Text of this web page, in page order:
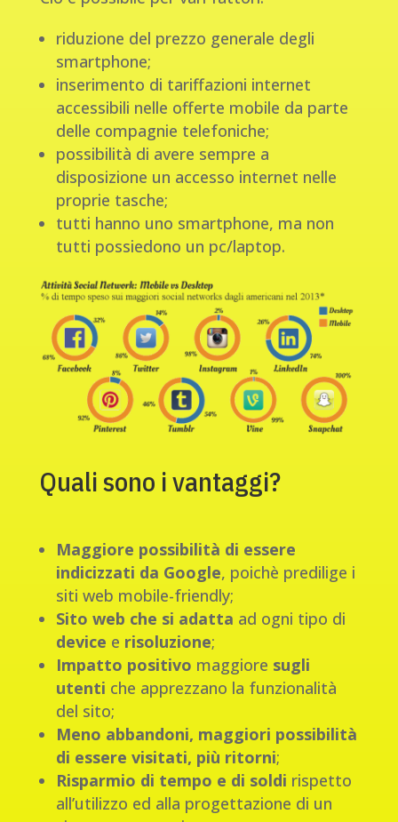
riduzione del prezzo generale degli
smartphone;
inserimento di tariffazioni internet
accessibili nelle offerte mobile da parte
delle compagnie telefoniche;
possibilità di avere sempre a
disposizione un accesso internet nelle
proprie tasche;
tutti hanno uno smartphone, ma non
tutti possiedono un pc/laptop.
Quali sono i vantaggi?
Maggiore possibilità di essere
indicizzati da Google, poichè predilige i
siti web mobile-friendly;
Sito web che si adatta ad ogni tipo di
device e risoluzione;
Impatto positivo maggiore sugli
utenti che apprezzano la funzionalità
del sito;
Meno abbandoni, maggiori possibilità
di essere visitati, più ritorni;
Risparmio di tempo e di soldi rispetto
all’utilizzo ed alla progettazione di un